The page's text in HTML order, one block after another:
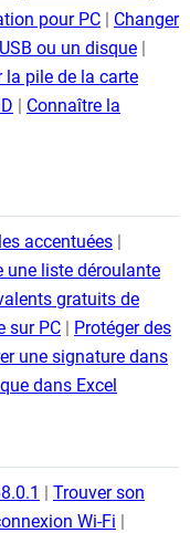
pour PC
Changer
ou un disque
la pile de la carte
Connaître la
accentuées
une liste déroulante
gratuits de
sur PC
Protéger des
une signature dans
dans Excel
Trouver son
Wi-Fi